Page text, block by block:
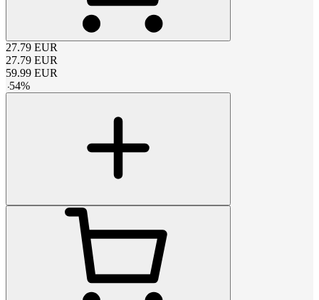
27.79 EUR
27.79 EUR
59.99 EUR
-54%